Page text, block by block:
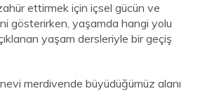
ettirmek için içsel gücün ve
gösterirken, yaşamda hangi yolu
yaşam dersleriyle bir geçiş
merdivende büyüdüğümüz alanı